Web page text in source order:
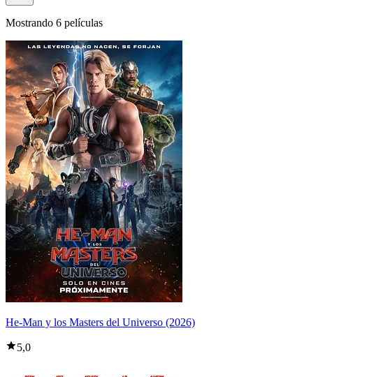
Mostrando 6 películas
He-Man y los Masters del Universo (2026)
5,0